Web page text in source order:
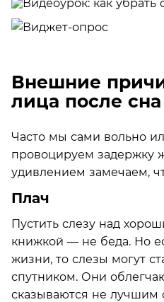
Внешние
лица после сна
Часто мы сами вольно
провоцируем задержку
удивлением замечаем,
Плач
Пустить слезу над
книжкой — не беда. Но
жизни, то слезы могут
спутником. Они
сказываются не лучшим